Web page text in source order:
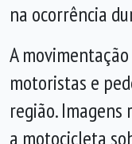
na ocorrência
A
motoristas e
região.
a motocicleta